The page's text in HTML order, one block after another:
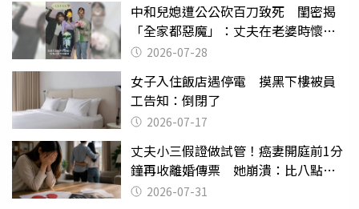
中和兒媳遭公公砍百刀致死 閨密揭
「全家都惡魔」：丈夫在老婆時懷孕
摔東西
2026-07-28
女子入住飯店遇停電 摸黑下樓被員
工告知：倒閉了
2026-07-17
丈夫小三假證做試管！癌妻開庭前1分
鐘再收離婚傳票 她崩潰：比八點檔
還扯2026-07-31